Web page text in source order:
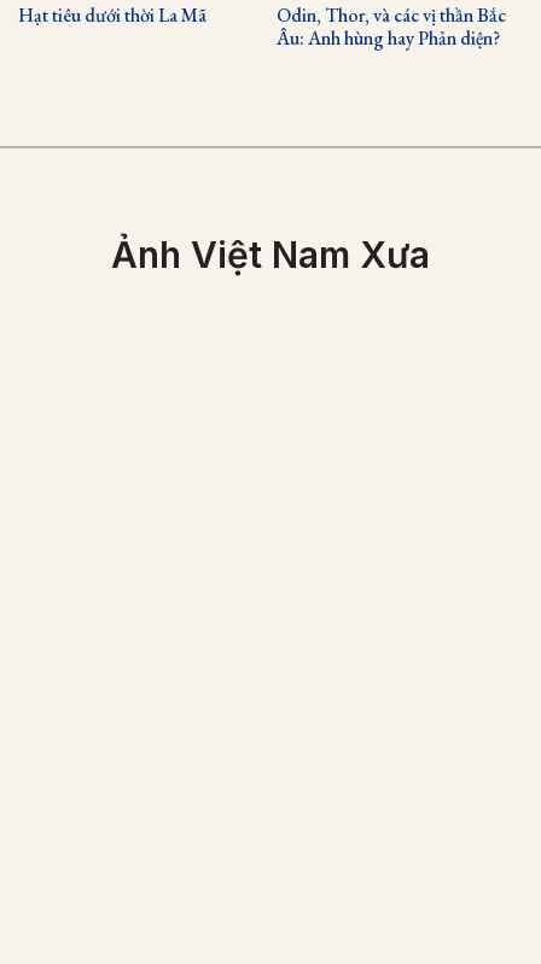
Hạt tiêu dưới thời La Mã
Odin, Thor, và các vị thần Bắc
Âu: Anh hùng hay Phản diện?
Ảnh Việt Nam Xưa